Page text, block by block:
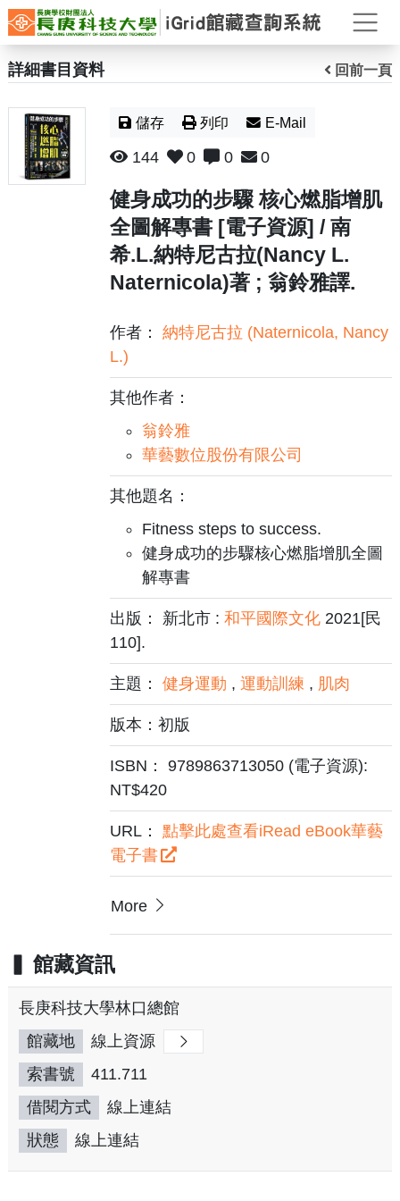
打
詳細書目資料 回前一頁
儲存 列印 E-Mail
144 0 0 0
健身成功的步驟 核心燃脂增肌
全圖解專書 [電子資源] / 南
希.L.納特尼古拉(Nancy L.
Naternicola)著 ; 翁鈴雅譯.
作者：納特尼古拉 (Naternicola, Nancy
L.)
其他作者：
翁鈴雅
華藝數位股份有限公司
其他題名：
Fitness steps to success.
健身成功的步驟核心燃脂增肌全圖
解專書
出版： 新北市 :和平國際文化 2021[民
110].
主題：健身運動 ,運動訓練 , 肌肉
版本：初版
ISBN： 9789863713050 (電子資源):
NT$420
URL：點擊此處查看iRead eBook華藝
電子書
More
館藏資訊
長庚科技大學林口總館
館藏地
線上資源
索書號
411.711
借閱方式
線上連結
狀態
線上連結